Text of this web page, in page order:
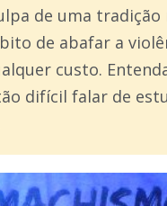
de uma tradição
de abafar a
custo.
difícil falar de